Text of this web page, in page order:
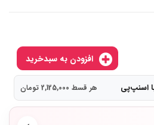
اسنپ‌پی هر قسط 2,125,000 تومان